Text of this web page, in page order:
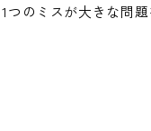
のミスが大きな問